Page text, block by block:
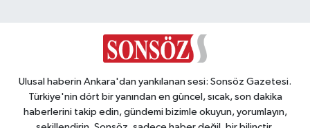
Ulusal haberin Ankara'dan yankılanan sesi: Sonsöz Gazetesi.
Türkiye'nin dört bir yanından en güncel, sıcak, son dakika
haberlerini takip edin, gündemi bizimle okuyun, yorumlayın,